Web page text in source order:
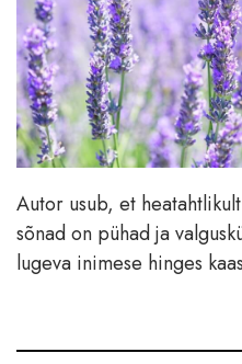
Autor usub, et
sõnad on pühad ja
lugeva inimese hinges